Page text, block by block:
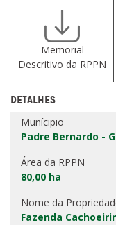
Memorial
Descritivo da RPPN
DETALHES
Munícipio
Padre Bernardo -
Área da RPPN
80,00 ha
Nome da
Fazenda